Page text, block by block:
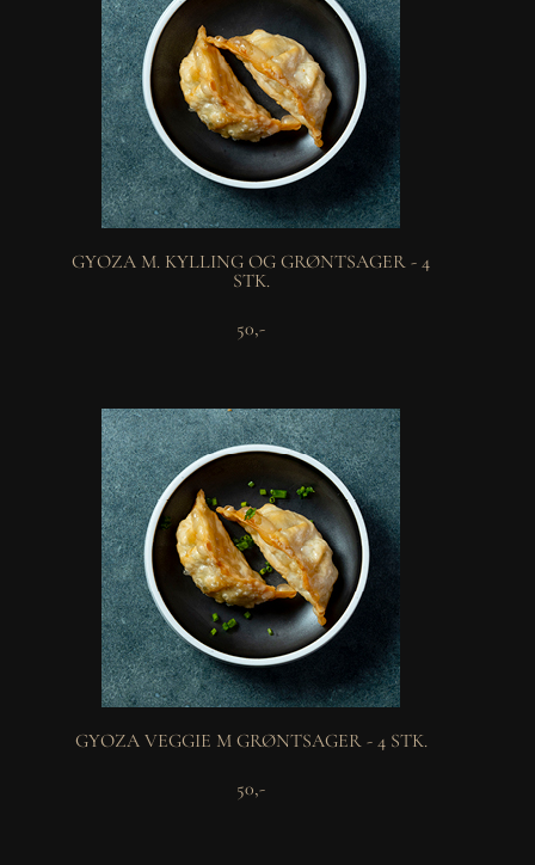
GYOZA M. KYLLING OG GRØNTSAGER - 4
STK.
50,-
GYOZA VEGGIE M GRØNTSAGER - 4 STK.
50,-